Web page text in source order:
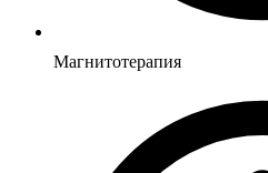
Магнитотерапия